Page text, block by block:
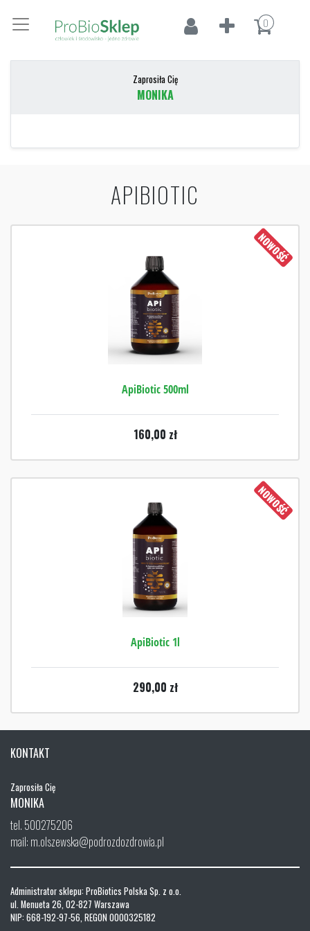
0
Zaprosiła Cię
MONIKA
APIBIOTIC
NOWOŚĆ
ApiBiotic 500ml
160,00 zł
NOWOŚĆ
ApiBiotic 1l
290,00 zł
KONTAKT
Zaprosiła Cię
MONIKA
tel. 500275206
mail: m.olszewska@podrozdozdrowia.pl
Administrator sklepu: ProBiotics Polska Sp. z o.o.
ul. Menueta 26, 02-827 Warszawa
NIP: 668-192-97-56, REGON 0000325182